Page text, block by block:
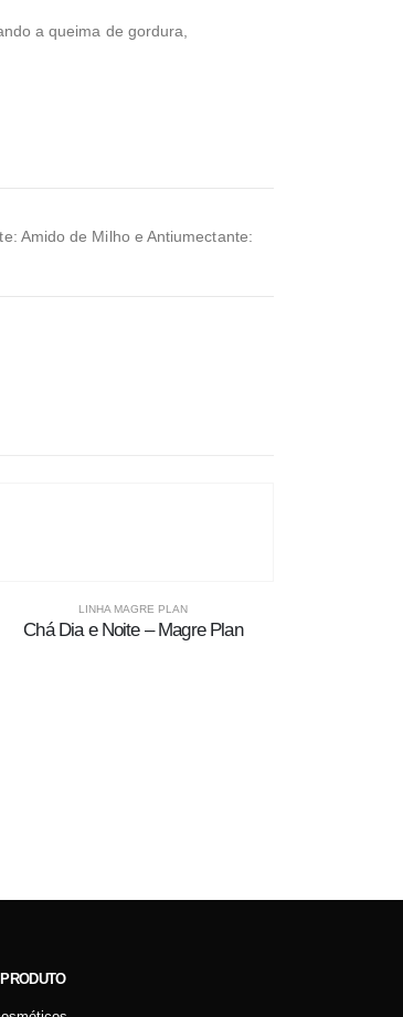
a queima de gordura,
Amido de Milho e Antiumectante:
LINHA MAGRE PLAN
Chá Dia e Noite – Magre Plan